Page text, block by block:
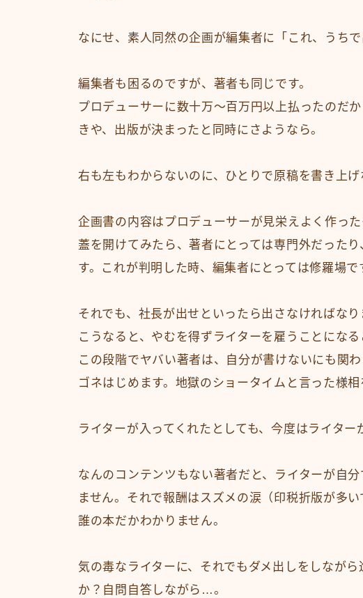
なにせ、素人同然の企画が編集者に「これ、うち
編集者も困るのですが、著者も同じです。
プロデューサーに数十万～百万円以上払ったのだ
きや、出版が決まったと同時にさようなら。
右も左もわからないのに、ひとりで原稿を書き上げ
企画書の内容はプロデューサーが見栄えよく作った
蓋を開けてみたら、著者にとっては専門外だった
す。これが判明した時、編集者にとっては修羅場で
それでも、社長が出せといったら出さなければなり
こうなると、やむを得ずライターを雇うことになる
この段階でヤバい著者は、自分が書けないにも関
ゴネはじめます。地獄のショータイムと言った様相
ライターが入ってくれたとしても、今度はライター
なんのコンテンツもない著者だと、ライターが自
ません。それで報酬はスズメの涙（印税折版が多い
誰の本だかわかりません。
気の毒なライターに、それでもダメ出しをしなが
か？自問自答しながら…。